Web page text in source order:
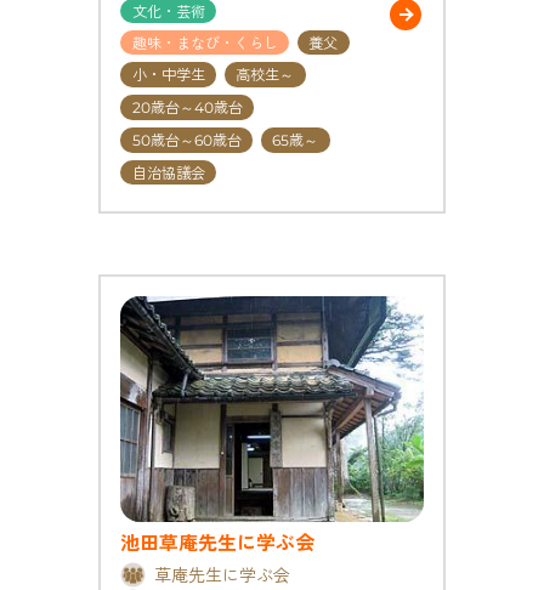
文化・芸術
趣味・まなび・くらし
養父
小・中学生
高校生～
20歳台～40歳台
50歳台～60歳台
65歳～
自治協議会
池田草庵先生に学ぶ会
草庵先生に学ぶ会